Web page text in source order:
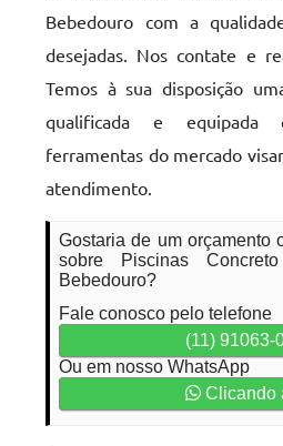
Bebedouro com a
desejadas. Nos contate e
Temos à sua disposição
qualificada e equipada
ferramentas do mercado
atendimento.
Gostaria de um orçamento
sobre Piscinas
Bebedouro?
Fale conosco pelo telefone
(11) 91063-
Ou em nosso WhatsApp
Clicando